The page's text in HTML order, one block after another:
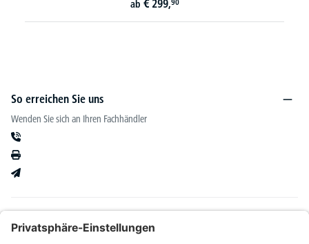
So erreichen Sie uns
Wenden Sie sich an Ihren Fachhändler